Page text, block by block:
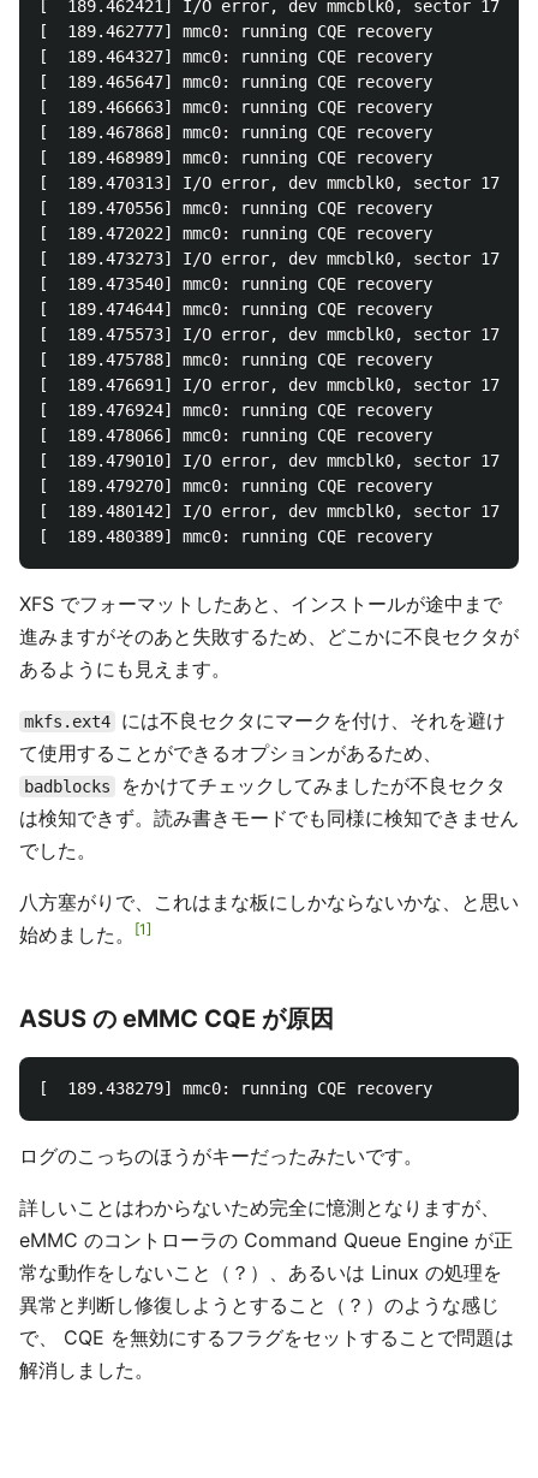
[  189.462421] I/O error, dev mmcblk0, sector
[  189.462777] mmc0: running CQE recovery
[  189.464327] mmc0: running CQE recovery
[  189.465647] mmc0: running CQE recovery
[  189.466663] mmc0: running CQE recovery
[  189.467868] mmc0: running CQE recovery
[  189.468989] mmc0: running CQE recovery
[  189.470313] I/O error, dev mmcblk0, sector
[  189.470556] mmc0: running CQE recovery
[  189.472022] mmc0: running CQE recovery
[  189.473273] I/O error, dev mmcblk0, sector
[  189.473540] mmc0: running CQE recovery
[  189.474644] mmc0: running CQE recovery
[  189.475573] I/O error, dev mmcblk0, sector
[  189.475788] mmc0: running CQE recovery
[  189.476691] I/O error, dev mmcblk0, sector
[  189.476924] mmc0: running CQE recovery
[  189.478066] mmc0: running CQE recovery
[  189.479010] I/O error, dev mmcblk0, sector
[  189.479270] mmc0: running CQE recovery
[  189.480142] I/O error, dev mmcblk0, sector
XFS でフォーマットしたあと、インストールが途中まで
進みますがそのあと失敗するため、どこかに不良セクタが
あるようにも見えます。
mkfs.ext4
には不良セクタにマークを付け、それを避け
て使用することができるオプションがあるため、
badblocks
をかけてチェックしてみましたが不良セクタ
は検知できず。読み書きモードでも同様に検知できません
でした。
八方塞がりで、これはまな板にしかならないかな、と思い
始めました。
1
ASUS の eMMC CQE が原因
ログのこっちのほうがキーだったみたいです。
詳しいことはわからないため完全に憶測となりますが、
eMMC のコントローラの Command Queue Engine が正
常な動作をしないこと（？）、あるいは Linux の処理を
異常と判断し修復しようとすること（？）のような感じ
で、 CQE を無効にするフラグをセットすることで問題は
解消しました。